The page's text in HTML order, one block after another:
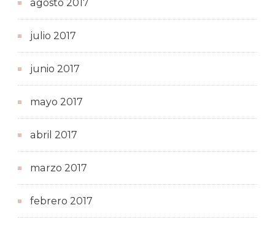
agosto 2017
julio 2017
junio 2017
mayo 2017
abril 2017
marzo 2017
febrero 2017